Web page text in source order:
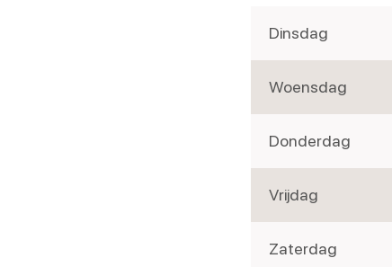
Dinsdag
Woensdag
Donderdag
Vrijdag
Zaterdag